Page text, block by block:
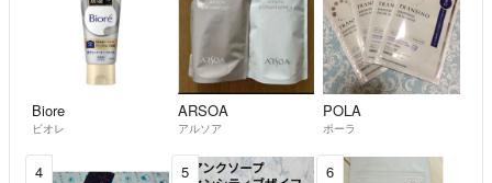
Biore
ビオレ
ARSOA
アルソア
POLA
ポーラ
4 5 6